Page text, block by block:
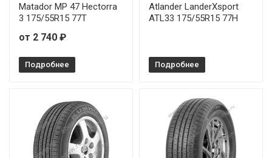
Matador MP 47 Hectorra
3 175/55R15 77T
от 2 740 ₽
Подробнее
Atlander LanderXsport
ATL33 175/55R15 77H
Подробнее